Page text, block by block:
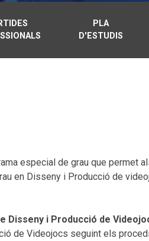
PLA
D'ESTUDIS
especial de grau que permet
en Disseny i Producció de
Disseny i Producció de
de Videojocs seguint els